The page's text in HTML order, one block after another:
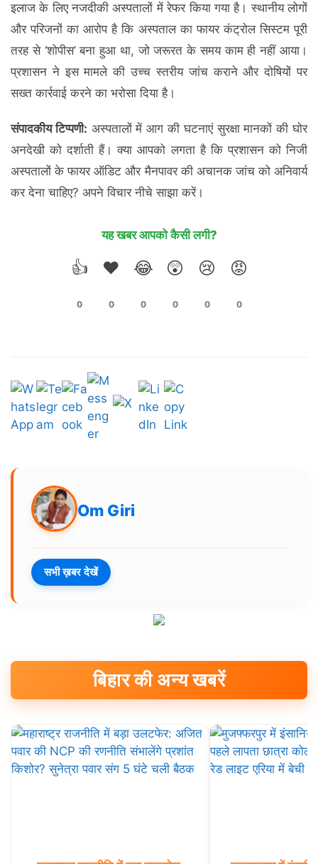
इलाज के लिए नजदीकी अस्पतालों में रेफर किया गया है। स्थानीय लोगों
और परिजनों का आरोप है कि अस्पताल का फायर कंट्रोल सिस्टम पूरी
तरह से ‘शोपीस’ बना हुआ था, जो जरूरत के समय काम ही नहीं आया।
प्रशासन ने इस मामले की उच्च स्तरीय जांच कराने और दोषियों पर
सख्त कार्रवाई करने का भरोसा दिया है।
संपादकीय टिप्पणी: अस्पतालों में आग की घटनाएं सुरक्षा मानकों की घोर
अनदेखी को दर्शाती हैं। क्या आपको लगता है कि प्रशासन को निजी
अस्पतालों के फायर ऑडिट और मैनपावर की अचानक जांच को अनिवार्य
कर देना चाहिए? अपने विचार नीचे साझा करें।
यह खबर आपको कैसी लगी?
👍
0
❤️
0
😂
0
😲
0
😢
0
😡
0
Om Giri
सभी ख़बर देखें
बिहार की अन्य खबरें